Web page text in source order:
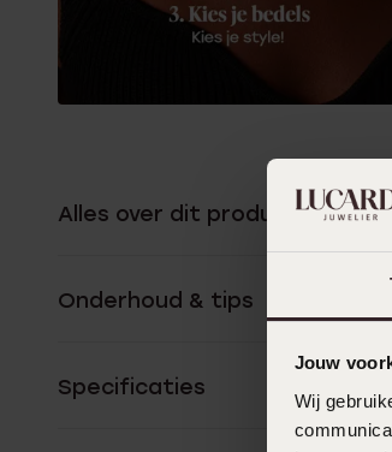
Jouw
Wij
Alles over dit product
Onderhoud & tips
Specificaties